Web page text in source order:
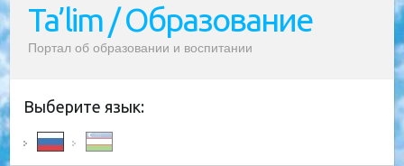
Ta’lim / Образование
Портал об образовании и воспитании
Выберите язык: